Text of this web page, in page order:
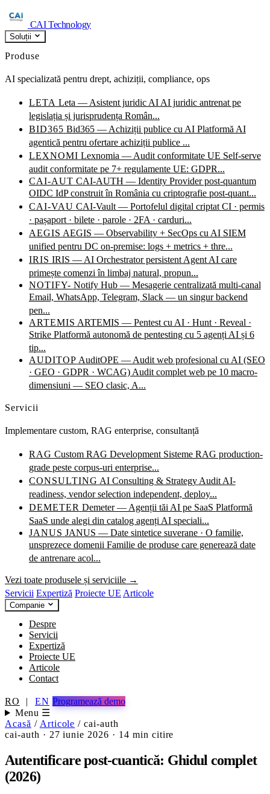
CAI Technology
Soluții
Produse
AI specializată pentru drept, achiziții, compliance, ops
LETA Leta — Asistent juridic AI AI juridic antrenat pe
legislația și jurisprudența Român...
BID365 Bid365 — Achiziții publice cu AI Platformă AI
agentică pentru ofertare achiziții publice ...
LEXNOMI Lexnomia — Audit conformitate UE Self-serve
audit conformitate pe 7+ regulamente UE: GDPR...
CAI-AUT CAI-AUTH — Identity Provider post-quantum
OIDC IdP construit în România cu criptografie post-quant...
CAI-VAU CAI-Vault — Portofelul digital criptat CI · permis
· pașaport · bilete · parole · 2FA · carduri...
AEGIS AEGIS — Observability + SecOps cu AI SIEM
unified pentru DC on-premise: logs + metrics + thre...
IRIS IRIS — AI Orchestrator persistent Agent AI care
primește comenzi în limbaj natural, propun...
NOTIFY- Notify Hub — Mesagerie centralizată multi-canal
Email, WhatsApp, Telegram, Slack — un singur backend
pen...
ARTEMIS ARTEMIS — Pentest cu AI · Hunt · Reveal ·
Strike Platformă autonomă de pentesting cu 5 agenți AI și 6
tip...
AUDITOP AuditOPE — Audit web profesional cu AI (SEO
· GEO · GDPR · WCAG) Audit complet web pe 10 macro-
dimensiuni — SEO clasic, A...
Servicii
Implementare custom, RAG enterprise, consultanță
RAG Custom RAG Development Sisteme RAG production-
grade peste corpus-uri enterprise...
CONSULTING AI Consulting & Strategy Audit AI-
readiness, vendor selection independent, deploy...
DEMETER Demeter — Agenții tăi AI pe SaaS Platformă
SaaS unde alegi din catalog agenți AI speciali...
JANUS JANUS — Date sintetice suverane · O familie,
unsprezece domenii Familie de produse care generează date
de antrenare acol...
Vezi toate produsele și serviciile →
Servicii Expertiză Proiecte UE Articole
Companie
Despre
Servicii
Expertiză
Proiecte UE
Articole
Contact
RO | EN Programează demo
Menu ☰
Acasă / Articole / cai-auth
cai-auth · 27 iunie 2026 · 14 min citire
Autentificare post-cuantică: Ghidul complet
(2026)